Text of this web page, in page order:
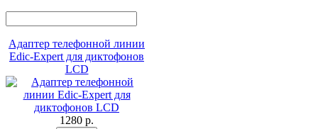
Адаптер телефонной линии
Edic-Expert для диктофонов
LCD
1280 p.